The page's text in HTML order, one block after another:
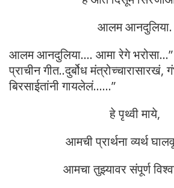
आलम आनदुलिया.
आलम आनदुलिया…. आमा रेगे भरोसा…”
प्राचीन गीत..दुर्बोध मंत्रोच्चारासारखं,
बिरसाईतांनी गायलेलं……”
हे पृथ्वी माये,
आमची प्रार्थना व्यर्थ
आमचा तुझ्यावर संपूर्ण